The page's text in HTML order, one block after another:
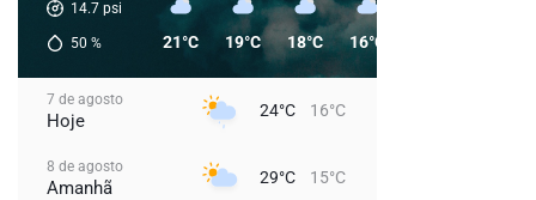
14.7 psi
50 % 21°C 19°C 18°C 16°C
7 de agosto
Hoje 24°C 16°C
8 de agosto
Amanhã 29°C 15°C